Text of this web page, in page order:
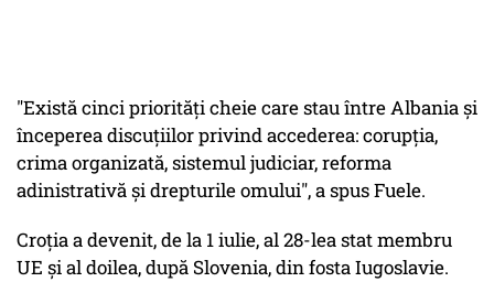
"Există cinci priorități cheie care stau între Albania și
începerea discuțiilor privind accederea: corupția,
crima organizată, sistemul judiciar, reforma
adinistrativă și drepturile omului", a spus Fuele.
Croția a devenit, de la 1 iulie, al 28-lea stat membru
UE și al doilea, după Slovenia, din fosta Iugoslavie.